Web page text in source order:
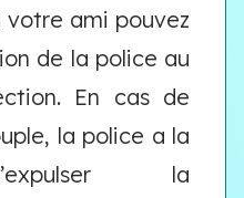
votre ami pouvez
de la police au
En cas de
la police a la
la